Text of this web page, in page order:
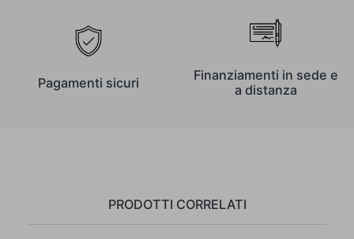
Pagamenti sicuri
Finanziamenti in sede e
a distanza
PRODOTTI CORRELATI